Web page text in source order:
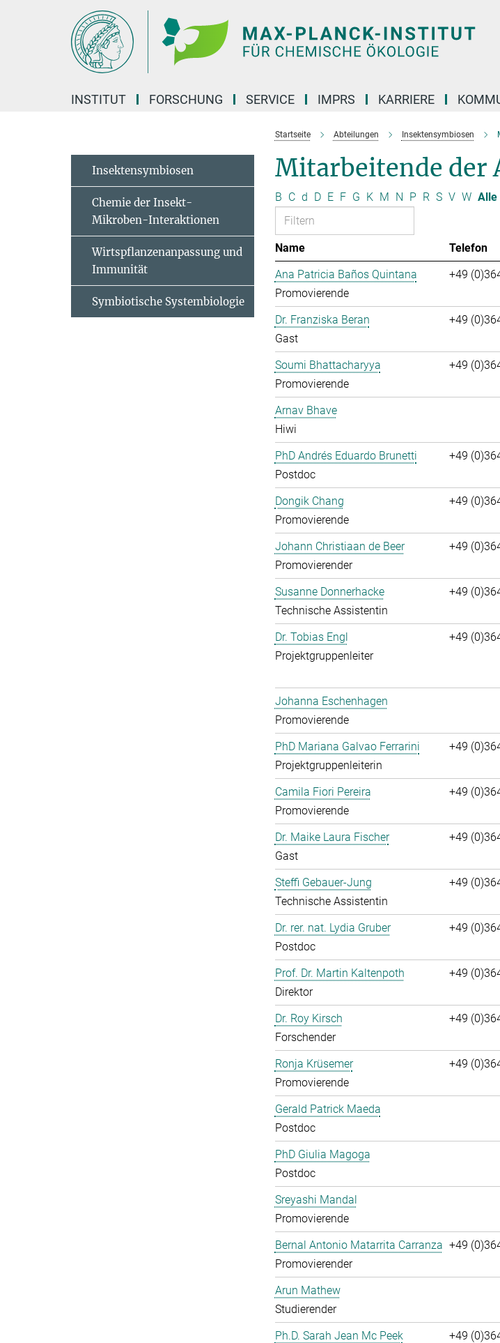
INSTITUT FORSCHUNG SERVICE IMPRS KARRIERE
Startseite Abteilungen Insektensymbiosen
Mitarbeitende der
B C d D E F G K M N P R S V W Alle
Name Telefon
Ana Patricia Baños Quintana
Promovierende
+49
Dr. Franziska Beran
Gast
+49
Soumi Bhattacharyya
Promovierende
+49
Arnav Bhave
Hiwi
PhD Andrés Eduardo Brunetti
Postdoc
+49
Dongik Chang
Promovierende
+49
Johann Christiaan de Beer
Promovierender
+49
Susanne Donnerhacke
Technische Assistentin
+49
Dr. Tobias Engl
Projektgruppenleiter
+49
Johanna Eschenhagen
Promovierende
PhD Mariana Galvao Ferrarini
Projektgruppenleiterin
+49
Camila Fiori Pereira
Promovierende
+49
Dr. Maike Laura Fischer
Gast
+49
Steffi Gebauer-Jung
Technische Assistentin
+49
Dr. rer. nat. Lydia Gruber
Postdoc
+49
Prof. Dr. Martin Kaltenpoth
Direktor
+49
Dr. Roy Kirsch
Forschender
+49
Ronja Krüsemer
Promovierende
+49
Gerald Patrick Maeda
Postdoc
PhD Giulia Magoga
Postdoc
Sreyashi Mandal
Promovierende
Bernal Antonio Matarrita Carranza
Promovierender
+49
Arun Mathew
Studierender
Ph.D. Sarah Jean Mc Peek
+49
Insektensymbiosen
Chemie der Insekt-
Mikroben-Interaktionen
Wirtspflanzenanpassung und
Immunität
Symbiotische Systembiologie